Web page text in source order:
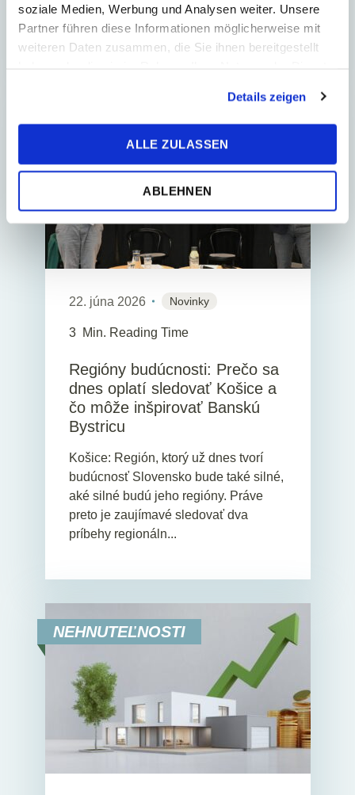
soziale Medien, Werbung und Analysen weiter. Unsere
Partner führen diese Informationen möglicherweise mit
weiteren Daten zusammen, die Sie ihnen bereitgestellt
Details zeigen
ALLE ZULASSEN
ABLEHNEN
účtovné jednotky dočasne vylučuje
povinnosť vykazovať...
ZO ŽIVOTA TPA
22. júna 2026 Novinky
3 Min. Reading Time
Regióny budúcnosti: Prečo sa
dnes oplatí sledovať Košice a
čo môže inšpirovať Banskú
Bystricu
Košice: Región, ktorý už dnes tvorí
budúcnosť Slovensko bude také silné,
aké silné budú jeho regióny. Práve
preto je zaujímavé sledovať dva
príbehy regionáln...
NEHNUTEĽNOSTI